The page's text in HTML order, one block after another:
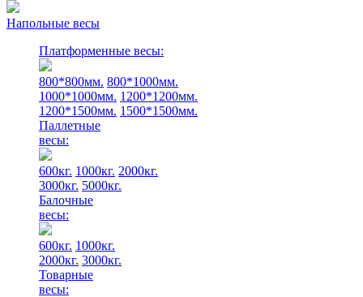
Напольные весы
Платформенные весы:
800*800мм. 800*1000мм.
1000*1000мм. 1200*1200мм.
1200*1500мм. 1500*1500мм.
Паллетные
весы:
600кг. 1000кг. 2000кг.
3000кг. 5000кг.
Балочные
весы:
600кг. 1000кг.
2000кг. 3000кг.
Товарные
весы: